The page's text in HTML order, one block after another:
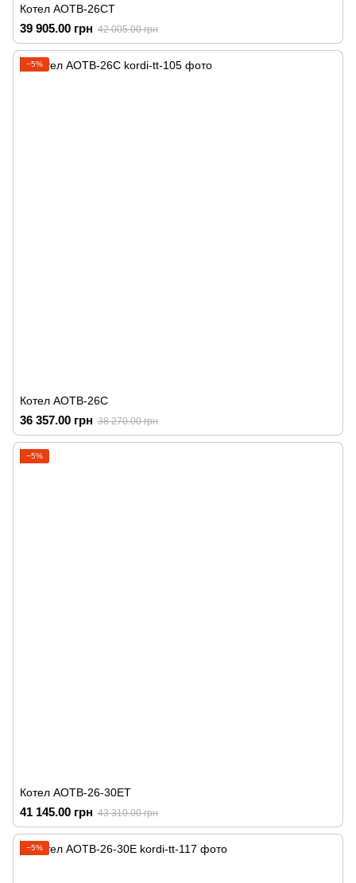
Котел АОТВ-26СТ
39 905.00 грн 42 005.00 грн
−5%
Котел АОТВ-26С
36 357.00 грн 38 270.00 грн
−5%
Котел АОТВ-26-30ЕТ
41 145.00 грн 43 310.00 грн
−5%